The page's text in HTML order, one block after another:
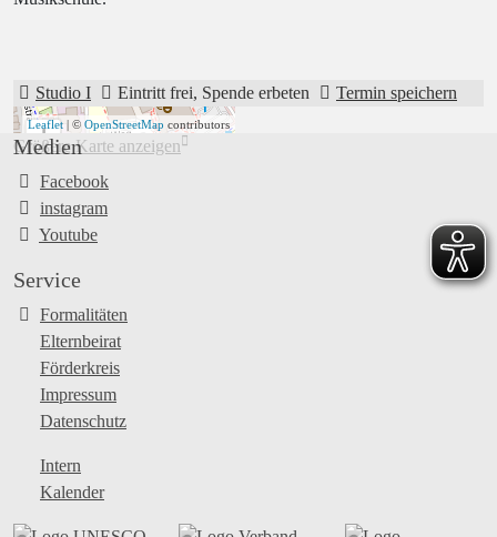
Studio I Eintritt frei, Spende erbeten Termin speichern
+
−
Leaflet | © OpenStreetMap contributors
Größere Karte anzeigen
Medien
Facebook
instagram
Youtube
Service
Formalitäten
Elternbeirat
Förderkreis
Impressum
Datenschutz
Intern
Kalender